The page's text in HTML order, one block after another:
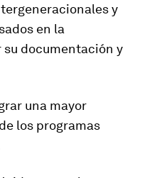
y
en la
documentación y
una mayor
los programas